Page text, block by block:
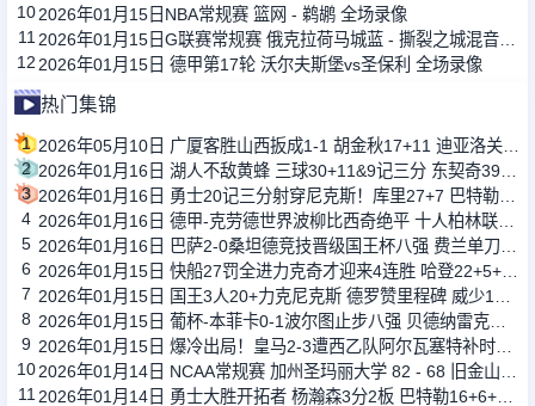
102026年01月15日NBA常规赛 篮网 - 鹈鹕 全场录像
11
12 2026年01月15日 德甲第17轮 沃尔夫斯堡vs圣保利 全场录像
热门集锦
1
2
3
4
5
6
7
8
9
10
11